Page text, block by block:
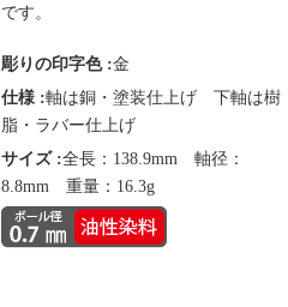
です。
彫りの印字色 :金
仕様 :軸は銅・塗装仕上げ 下軸は樹
脂・ラバー仕上げ
サイズ :全長：138.9mm 軸径：
8.8mm 重量：16.3g